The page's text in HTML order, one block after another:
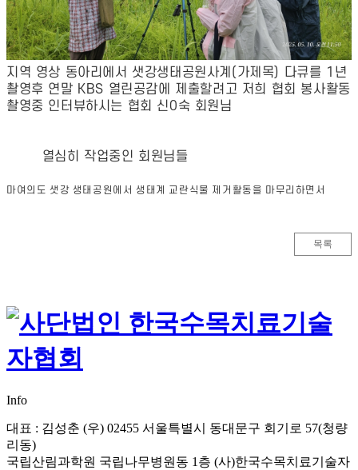
지역 영상 동아리에서 샛강생태공원사계(가제목) 다큐를 1년
촬영후 연말 KBS 열린공감에 제출할려고 저희 협회 봉사활동
촬영중 인터뷰하시는 협회 신0숙 회원님
열심히 작업중인 회원님들
마여의도 샛강 생태공원에서 생태계 교란식물 제거활동을 마무리하면서
목록
Info
대표 : 김성춘 (우) 02455 서울특별시 동대문구 회기로 57(청량
리동)
국립산림과학원 국립나무병원동 1층 (사)한국수목치료기술자